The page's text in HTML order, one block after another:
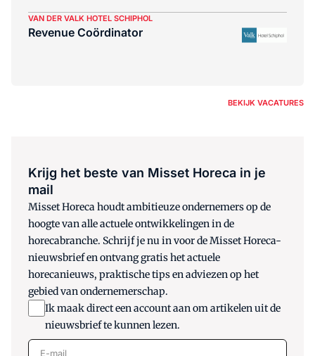
VAN DER VALK HOTEL SCHIPHOL
Revenue Coördinator
BEKIJK VACATURES
Krijg het beste van Misset Horeca in je
mail
Misset Horeca houdt ambitieuze ondernemers op de
hoogte van alle actuele ontwikkelingen in de
horecabranche. Schrijf je nu in voor de Misset Horeca-
nieuwsbrief en ontvang gratis het actuele
horecanieuws, praktische tips en adviezen op het
gebied van ondernemerschap.
Ik maak direct een account aan om artikelen uit de
nieuwsbrief te kunnen lezen.
E-mail